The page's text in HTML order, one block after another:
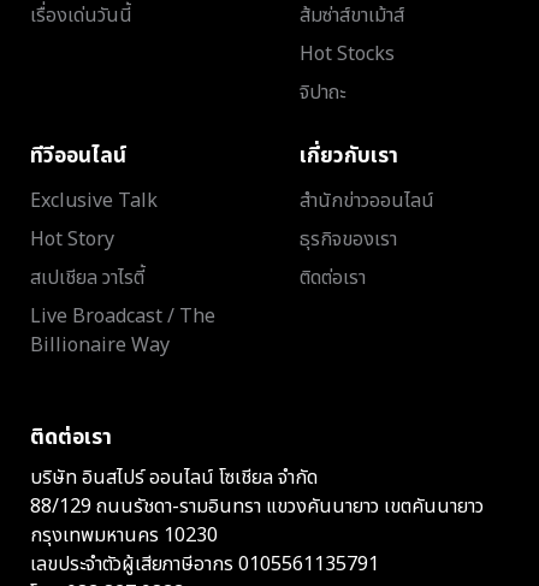
เรื่องเด่นวันนี้
ส้มซ่าส์ขาเม้าส์
Hot Stocks
จิปาถะ
ทีวีออนไลน์
Exclusive Talk
Hot Story
สเปเชียล วาไรตี้
Live Broadcast / The
Billionaire Way
เกี่ยวกับเรา
สำนักข่าวออนไลน์
ธุรกิจของเรา
ติดต่อเรา
ติดต่อเรา
บริษัท อินสไปร์ ออนไลน์ โซเชียล จำกัด
88/129 ถนนรัชดา-รามอินทรา แขวงคันนายาว เขตคันนายาว
กรุงเทพมหานคร 10230
เลขประจำตัวผู้เสียภาษีอากร 0105561135791